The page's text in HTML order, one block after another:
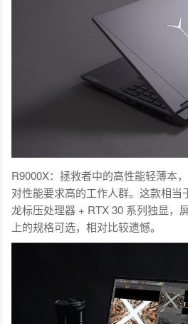
R9000X：拯救者中的高性能轻薄本
对性能要求高的工作人群。这款相当
龙标压处理器 + RTX 30 系列独显，
上的规格可选，相对比较遗憾。